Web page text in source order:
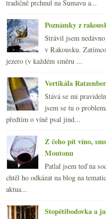
tradičně prchnul na Šumavu a...
Poznámky z
Strávil jsem
v Rakousku.
jezero (v každém směru ...
Vertikála
Stává se mi
jsem se tu o
předtím o víně psal jind...
Z čeho pít víno,
Moutonu
Patlal jsem teď na
chtěl ho odkázat na blog na
aktua...
Stopětibodovka a